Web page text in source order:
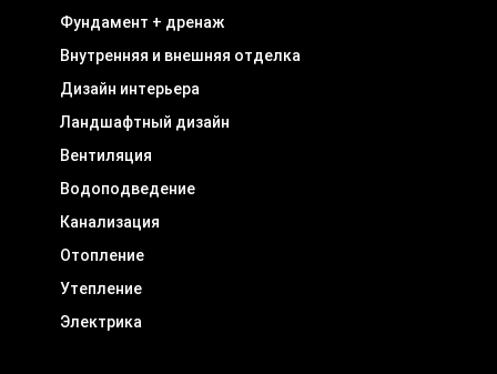
Фундамент + дренаж
Внутренняя и внешняя отделка
Дизайн интерьера
Ландшафтный дизайн
Вентиляция
Водоподведение
Канализация
Отопление
Утепление
Электрика